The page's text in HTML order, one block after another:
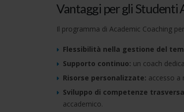
Vantaggi per gli Studenti
Il programma di Academic Coaching
Flessibilità nella gestione del
Supporto continuo: un coach
Risorse personalizzate: accesso a
Sviluppo di competenze
accademico.